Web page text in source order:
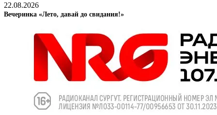
22.08.2026
Вечеринка «Лето, давай до свидания!»